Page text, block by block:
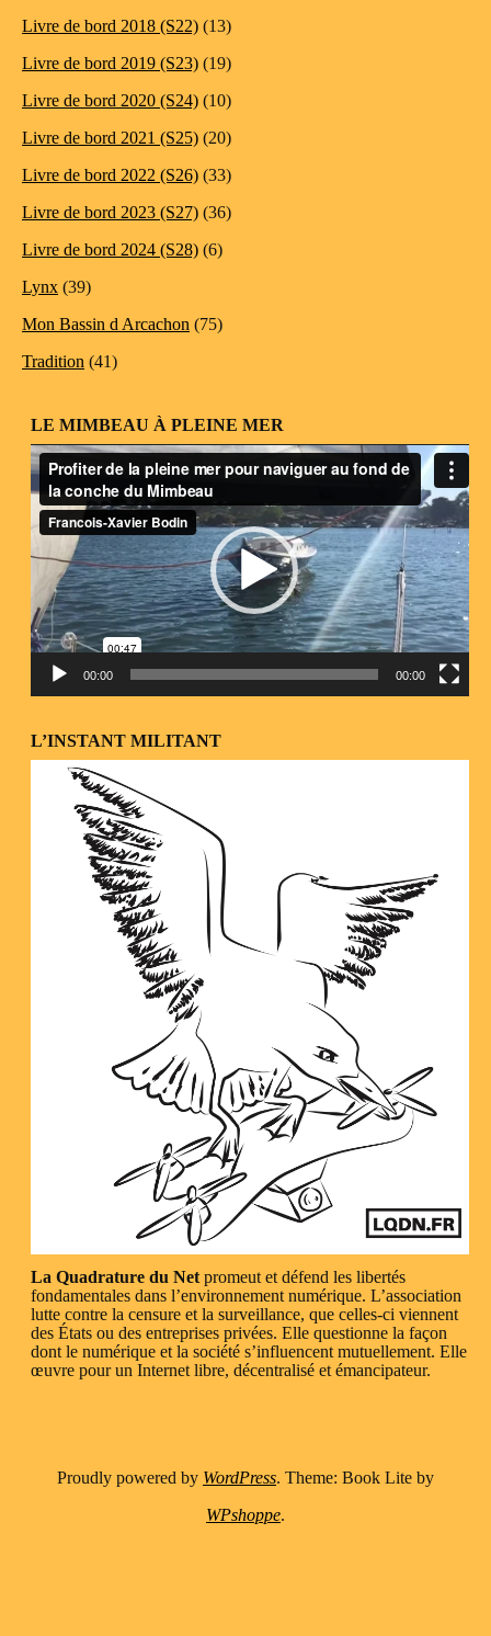
Livre de bord 2018 (S22) (13)
Livre de bord 2019 (S23) (19)
Livre de bord 2020 (S24) (10)
Livre de bord 2021 (S25) (20)
Livre de bord 2022 (S26) (33)
Livre de bord 2023 (S27) (36)
Livre de bord 2024 (S28) (6)
Lynx (39)
Mon Bassin d Arcachon (75)
Tradition (41)
LE MIMBEAU À PLEINE MER
Lecteur
vidéo
00:00 00:00
L’INSTANT MILITANT
La Quadrature du Net promeut et défend les libertés
fondamentales dans l’environnement numérique. L’association
lutte contre la censure et la surveillance, que celles-ci viennent
des États ou des entreprises privées. Elle questionne la façon
dont le numérique et la société s’influencent mutuellement. Elle
œuvre pour un Internet libre, décentralisé et émancipateur.
Proudly powered by WordPress. Theme: Book Lite by
WPshoppe.